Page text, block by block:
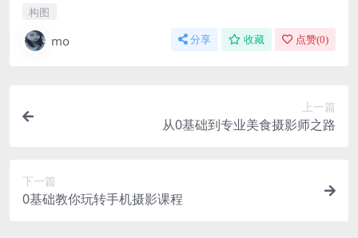
构图
mo 分享 收藏 点赞(0)
上一篇
从0基础到专业美食摄影师之路
下一篇
0基础教你玩转手机摄影课程